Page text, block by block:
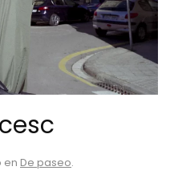
en De paseo.